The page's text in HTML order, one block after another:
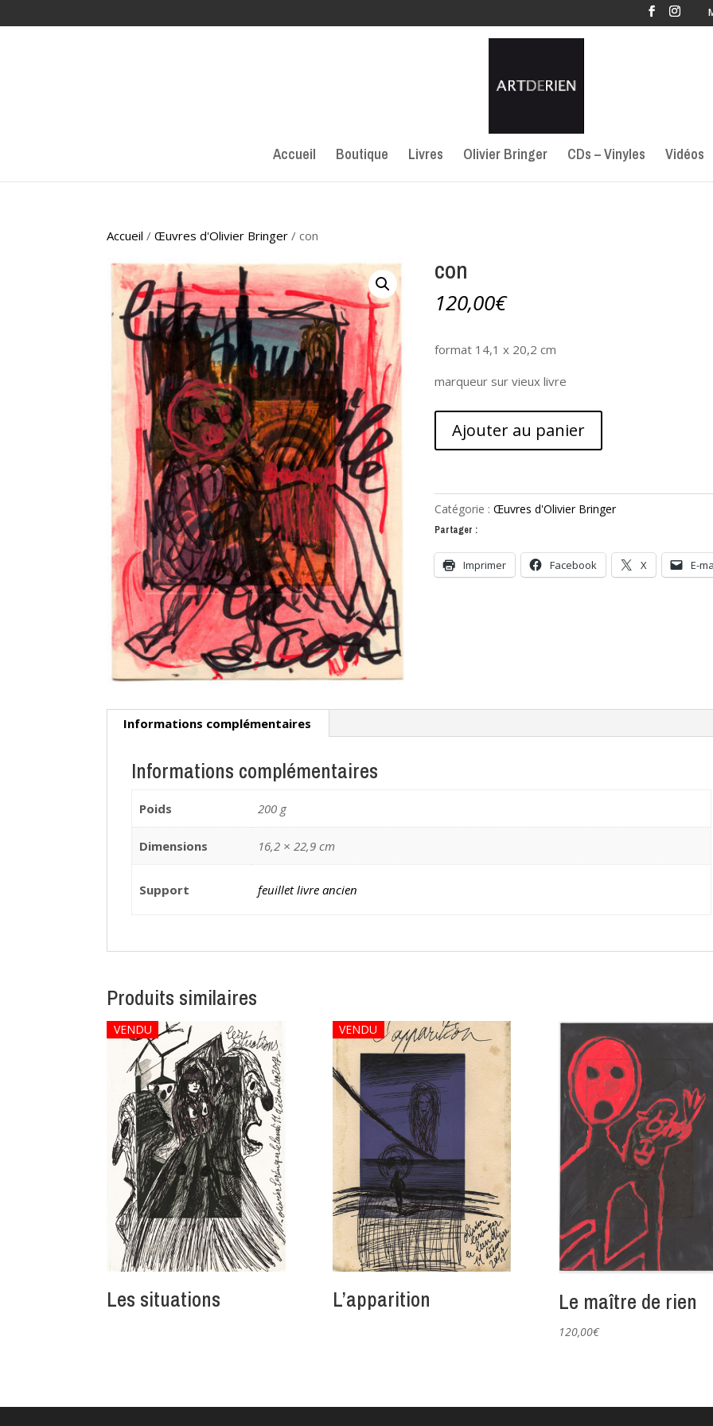
Accueil Boutique Livres Olivier Bringer CDs – Vinyles Vidéos
Accueil /Œuvres d'Olivier Bringer / con
con
120,00€
format 14,1 x 20,2 cm
marqueur sur vieux livre
Ajouter au panier
Catégorie :Œuvres d'Olivier Bringer
Partager :
Imprimer Facebook X E-
Informations complémentaires
Informations complémentaires
Poids 200 g
Dimensions 16,2 × 22,9 cm
Support feuillet livre ancien
Produits similaires
VENDU
Les situations
VENDU
L’apparition Le maître de rien
120,00€